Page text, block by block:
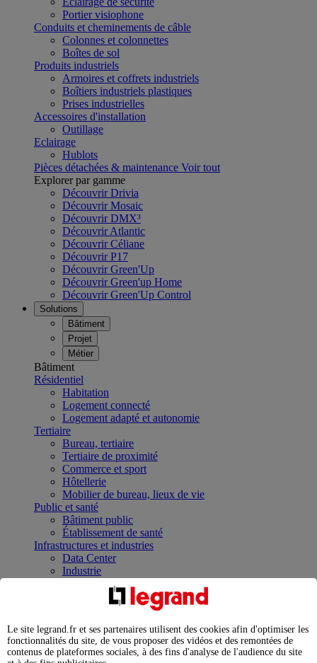
Portier visiophone
Conduits et cheminements de câble
Colonnes et colonnettes
Boîtes de sol
Produits industriels
Armoires et coffrets industriels
Boîtiers industriels plastiques
Prises industrielles
Accessoires d'installation
Outillage
Eclairage
Hublots
Pièces détachées & maintenance Voir tout
Explorer par gamme
Découvrir Drivia
Découvrir Mosaic
Découvrir DMX³
Découvrir Atlantic
Découvrir Céliane
Découvrir P17
Découvrir Green'Up
Découvrir Green'up Home
Découvrir Green'Up Control
Solutions
Bâtiment
Projet
Métier
Bâtiment
Résidentiel
Habitation
Logement connecté
Logement adapté et autonomie
Tertiaire
Bureau, tertiaire
Tertiaire de proximité
Commerce et sport
Hôtellerie
Mobilier de bureau, lieux de vie
Public et santé
Bâtiment public
Établissement de santé
Infrastructures et industries
Data Center
Industrie
Infrastructures
Contrôler et planifier le fonctionnement des appareils
Répartir et optimiser son tableau électrique
Legrand Data Center Solutions : concentrer les
expertises au service de vos performances
Le site legrand.fr et ses partenaires utilisent des cookies afin d'optimiser les
fonctionnalités du site, de vous proposer des vidéos et des remontées de
contenus de plateformes sociales, à des fins d'analyse de l'audience du site